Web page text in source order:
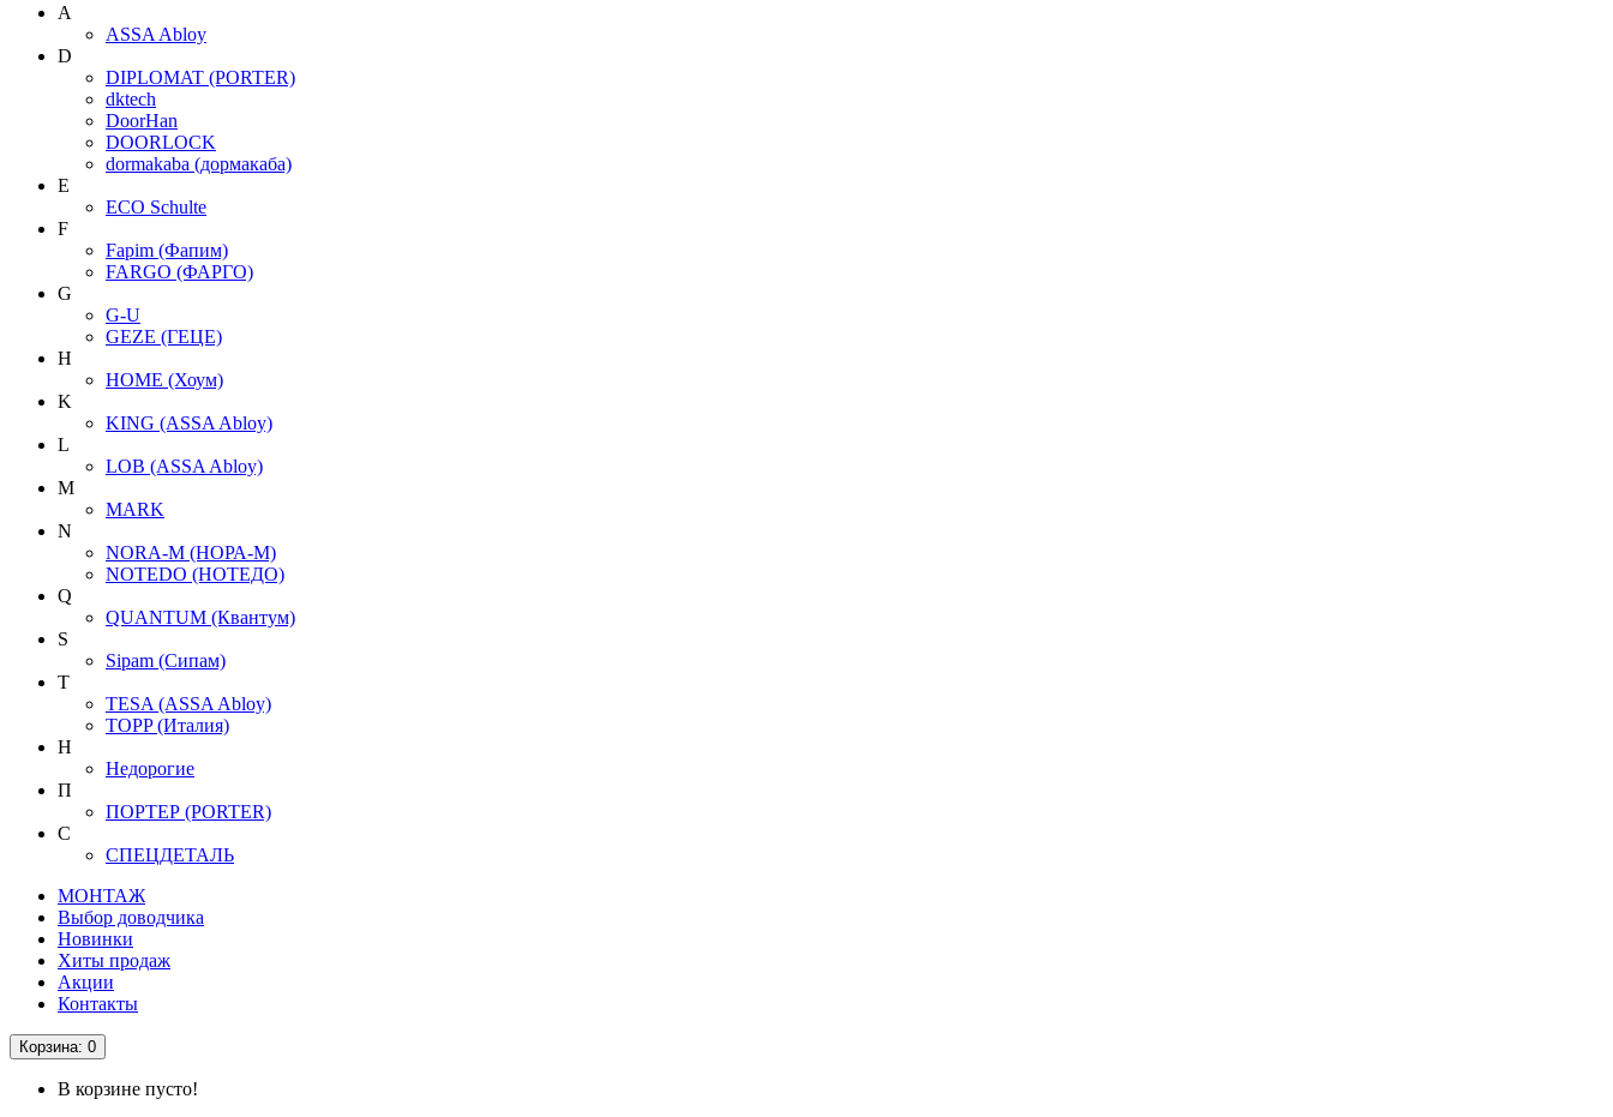
A
ASSA Abloy
D
DIPLOMAT (PORTER)
dktech
DoorHan
DOORLOCK
dormakaba (дормакаба)
E
ECO Schulte
F
Fapim (Фапим)
FARGO (ФАРГО)
G
G-U
GEZE (ГЕЦЕ)
H
HOME (Хоум)
K
KING (ASSA Abloy)
L
LOB (ASSA Abloy)
M
MARK
N
NORA-M (НОРА-М)
NOTEDO (НОТЕДО)
Q
QUANTUM (Квантум)
S
Sipam (Сипам)
T
TESA (ASSA Abloy)
TOPP (Италия)
Н
Недорогие
П
ПОРТЕР (PORTER)
С
СПЕЦДЕТАЛЬ
МОНТАЖ
Выбор доводчика
Новинки
Хиты продаж
Акции
Контакты
Корзина: 0
В корзине пусто!